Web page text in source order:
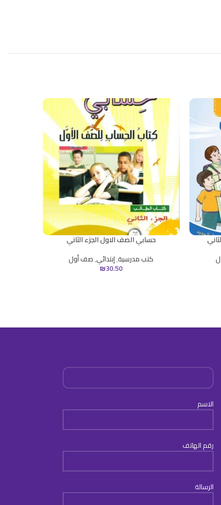
حسابي الصف الاول الجزء الثاني
كتب مدرسية,إبتدائي,صف أول
₪30.50
الاسم
رقم الهاتف
الرسالة